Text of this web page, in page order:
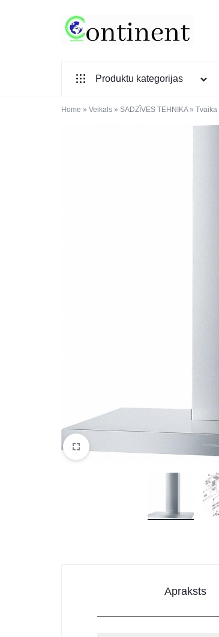
PREČUProduktu kategorijas
SADZĪVES TEHNIKA
CELTNIECĪBA
Home » Veikals » SADZĪVES TEHNIKA» Tvaika
Apraksts